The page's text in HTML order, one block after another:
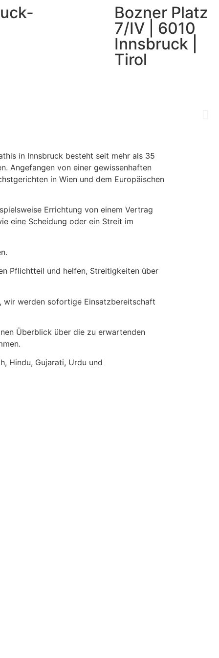
Bozner Platz
7/IV | 6010
Innsbruck |
Tirol
in Innsbruck besteht seit mehr als 35
Angefangen von einer gewissenhaften
in Wien und dem Europäischen
Errichtung von einem Vertrag
eine Scheidung oder ein Streit im
Pflichtteil und helfen, Streitigkeiten über
wir werden sofortige Einsatzbereitschaft
Überblick über die zu erwartenden
Hindu, Gujarati, Urdu und